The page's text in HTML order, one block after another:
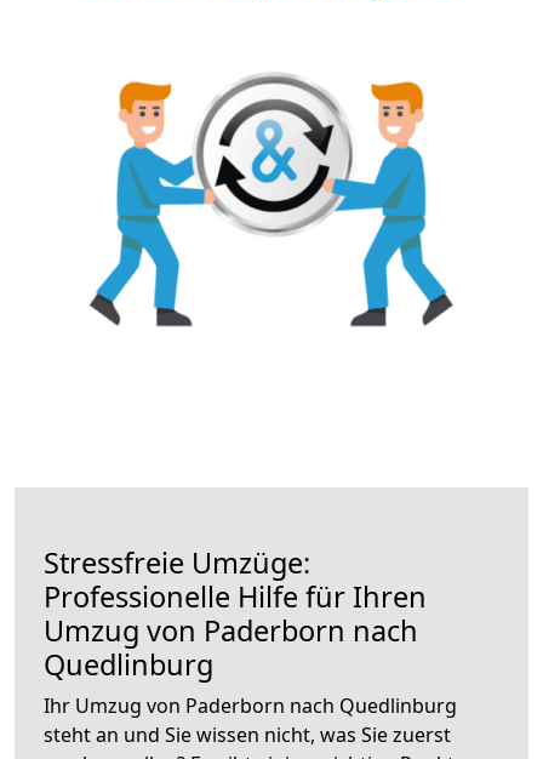
Stressfreie Umzüge:
Professionelle Hilfe für Ihren
Umzug von Paderborn nach
Quedlinburg
Ihr Umzug von Paderborn nach Quedlinburg
steht an und Sie wissen nicht, was Sie zuerst